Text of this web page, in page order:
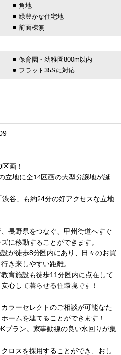
角地
緑豊かな住宅地
前面棟無
保育園・幼稚園800m以内
フラット35Sに対応
画！
立地に全14区画の大型分譲地が誕
渋谷」も約24分の好アクセスな立地
長野県をつなぐ、甲州街道へすぐ
に移動することができます。
が徒歩8分圏内にあり、日々のお買
き来しやすい距離。
育施設も徒歩11分圏内に点在して
心して暮らせる住環境です！
ラーセレクトのご相談が可能なた
ームを建てることができます！
プラン。家事動線の良い水回りが集
ロスを採用することができ、おし